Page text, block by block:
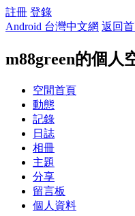
註冊 登錄
Android 台灣中文網 返回
m88green的個人
空間首頁
動態
記錄
日誌
相冊
主題
分享
留言板
個人資料